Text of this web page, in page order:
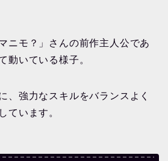
ニモ？」さんの前作主人公であ
動いている様子。
、強力なスキルをバランスよく
ています。